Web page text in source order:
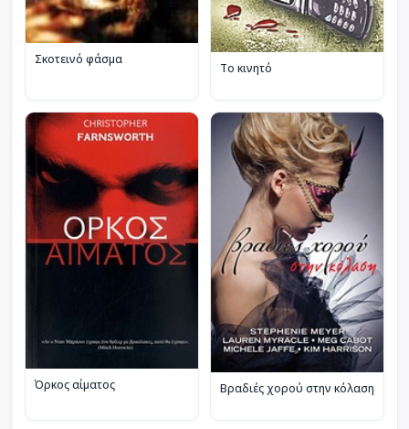
Σκοτεινό φάσμα
Το κινητό
Όρκος αίματος Βραδιές χορού στην κόλαση